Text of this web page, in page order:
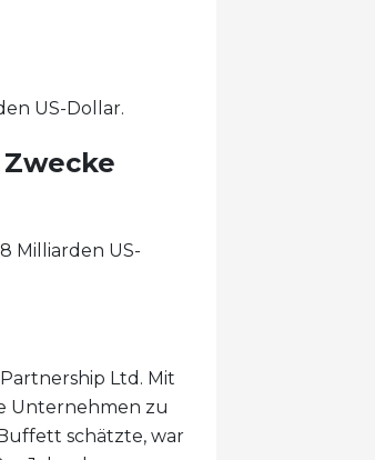
US-Dollar.
Milliarden US-
Ltd. Mit
Unternehmen zu
schätzte, war